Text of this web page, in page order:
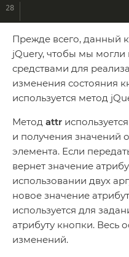
Прежде всего, данный
jQuery, чтобы мы могли
средствами для
изменения состояния
используется метод
Метод attr
и получения значений
элемента. Если
вернет значение
использовании двух
новое значение
используется для
атрибуту кнопки. Весь
изменений.